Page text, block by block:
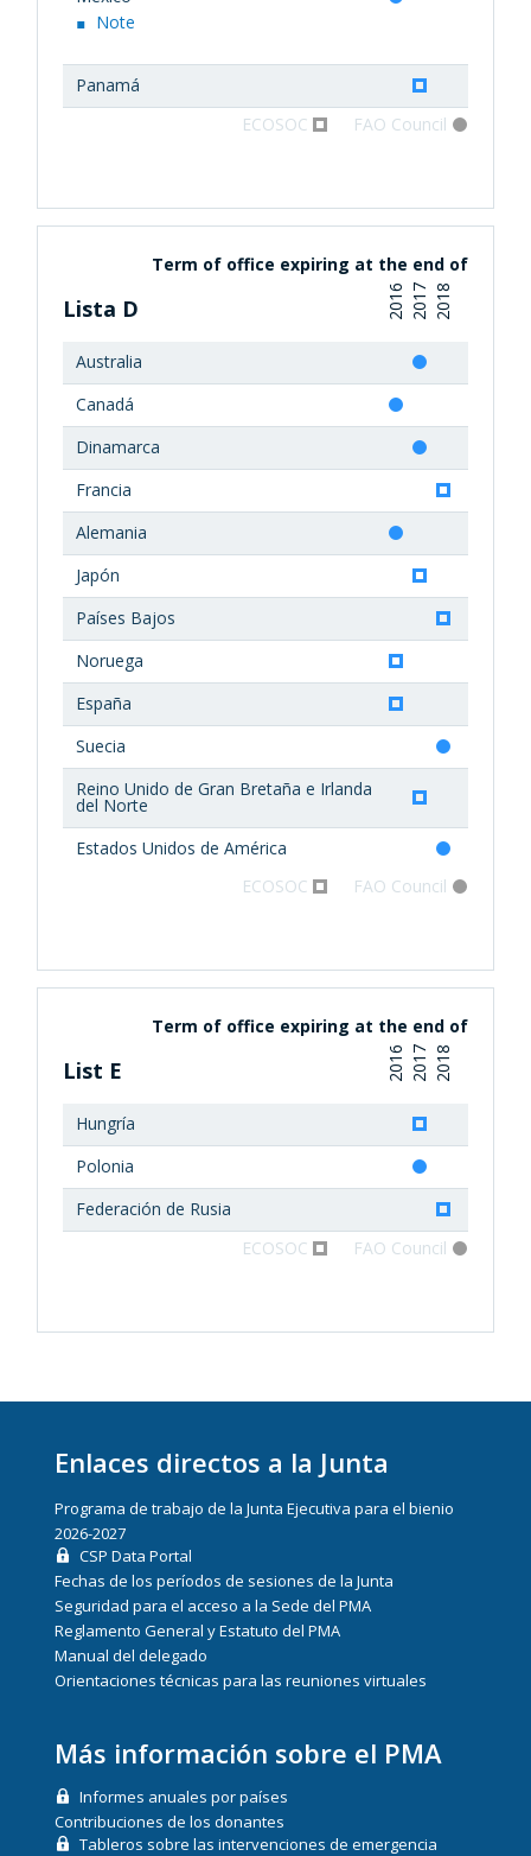
Note
Panamá
ECOSOC
FAO Council
Term of office expiring at the end of
Lista D 2016 2017 2018
Australia
Canadá
Dinamarca
Francia
Alemania
Japón
Países Bajos
Noruega
España
Suecia
Reino Unido de Gran Bretaña e Irlanda
del Norte
Estados Unidos de América
ECOSOC
FAO Council
Term of office expiring at the end of
List E 2016 2017 2018
Hungría
Polonia
Federación de Rusia
ECOSOC
FAO Council
Enlaces directos a la Junta
Programa de trabajo de la Junta Ejecutiva para el bienio
2026-2027
CSP Data Portal
Fechas de los períodos de sesiones de la Junta
Seguridad para el acceso a la Sede del PMA
Reglamento General y Estatuto del PMA
Manual del delegado
Orientaciones técnicas para las reuniones virtuales
Más información sobre el PMA
Informes anuales por países
Contribuciones de los donantes
Tableros sobre las intervenciones de emergencia